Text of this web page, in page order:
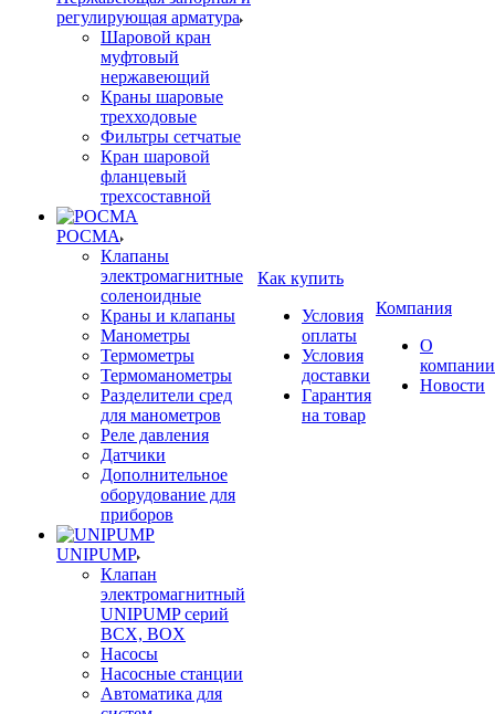
регулирующая арматура
Шаровой кран
муфтовый
нержавеющий
Краны шаровые
трехходовые
Фильтры сетчатые
Кран шаровой
фланцевый
трехсоставной
РОСМА
Клапаны
электромагнитные
соленоидные
Краны и клапаны
Манометры
Термометры
Термоманометры
Разделители сред
для манометров
Реле давления
Датчики
Дополнительное
оборудование для
приборов
UNIPUMP
Клапан
электромагнитный
UNIPUMP серий
BCX, BOX
Насосы
Насосные станции
Автоматика для
Как купить
Условия
оплаты
Условия
доставки
Гарантия
на товар
Компания
О
компании
Новости